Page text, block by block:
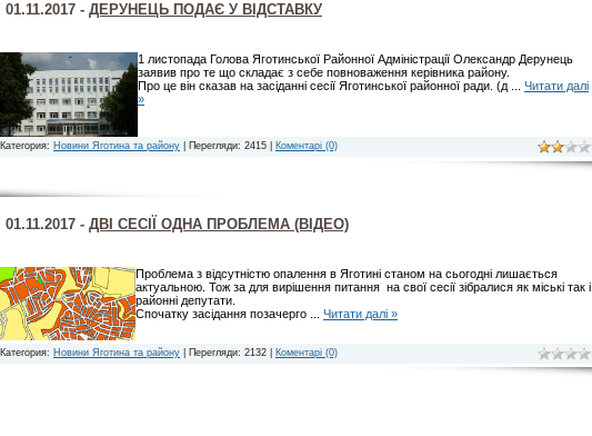
01.11.2017 - ДЕРУНЕЦЬ ПОДАЄ У ВІДСТАВКУ
1 листопада Голова Яготинської Районної Адміністрації Олександр Дерунець
заявив про те що складає з себе повноваження керівника району.
Про це він сказав на засіданні сесії Яготинської районної ради. (д
Читати далі
»
Категория: Новини Яготина та району | Перегляди: 2415 | Коментарі (0)
01.11.2017 - ДВІ СЕСІЇ ОДНА ПРОБЛЕМА (ВІДЕО)
Проблема з відсутністю опалення в Яготині станом на сьогодні лишається
актуальною. Тож за для вирішення питання на свої сесії зібралися як міські так і
районні депутати.
Спочатку засідання позачерго
Читати далі »
Категория: Новини Яготина та району | Перегляди: 2132 | Коментарі (0)